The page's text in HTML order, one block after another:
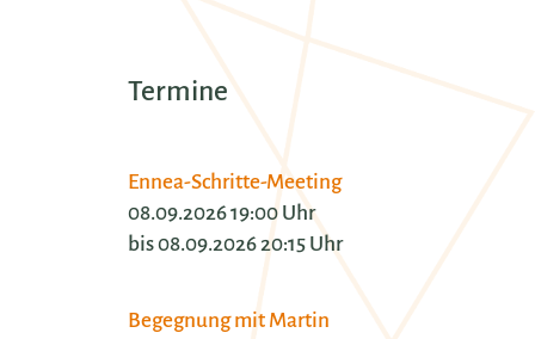
Termine
Ennea-Schritte-Meeting
08.09.2026 19:00 Uhr
bis 08.09.2026 20:15 Uhr
Begegnung mit Martin